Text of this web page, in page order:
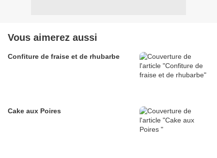
Vous aimerez aussi
Confiture de fraise et de rhubarbe
Cake aux Poires